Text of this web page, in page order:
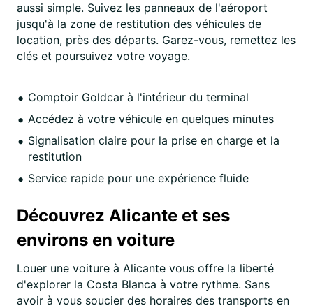
aussi simple. Suivez les panneaux de l'aéroport
jusqu'à la zone de restitution des véhicules de
location, près des départs. Garez-vous, remettez les
clés et poursuivez votre voyage.
Comptoir Goldcar à l'intérieur du terminal
Accédez à votre véhicule en quelques minutes
Signalisation claire pour la prise en charge et la
restitution
Service rapide pour une expérience fluide
Découvrez Alicante et ses
environs en voiture
Louer une voiture à Alicante vous offre la liberté
d'explorer la Costa Blanca à votre rythme. Sans
avoir à vous soucier des horaires des transports en